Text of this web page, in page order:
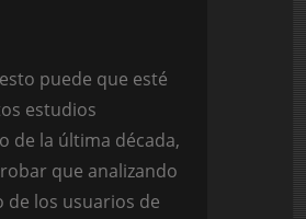
puede que esté
estudios
de la última década,
que analizando
los usuarios de